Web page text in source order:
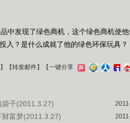
中发现了绿色商机，这个绿色商机使
入？是什么成就了他的绿色环保玩具？
】【转发邮件】 【一键分享
袋子(2011.3.27)
财富梦(2011.3.27)